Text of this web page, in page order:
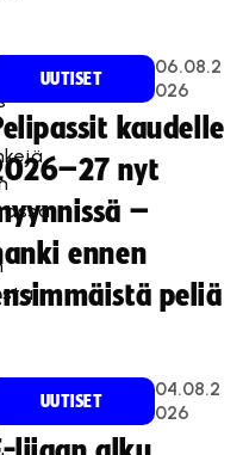
UUTISET
06.08.2
026
kaudelle
nyt
–
ennen
peliä
UUTISET
04.08.2
026